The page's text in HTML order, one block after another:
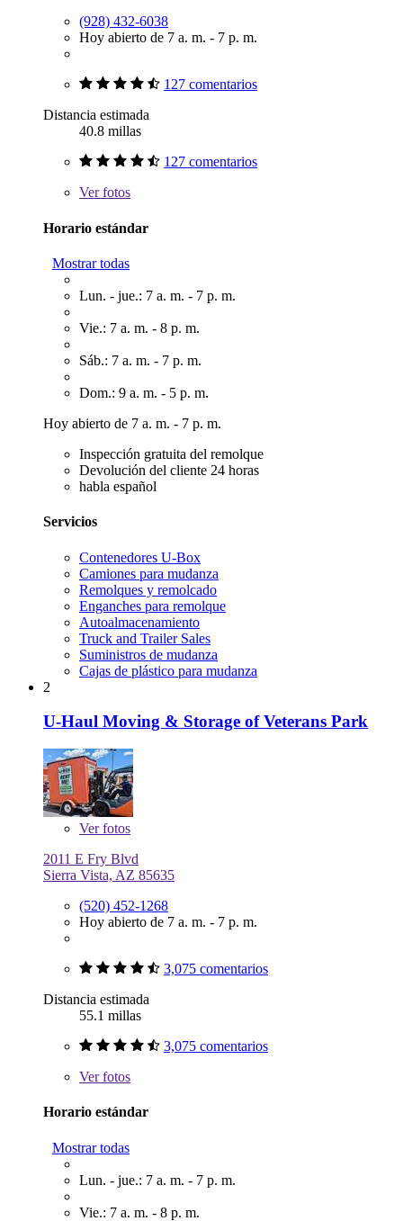
(928) 432-6038
Hoy abierto de 7 a. m. - 7 p. m.
127 comentarios
Distancia estimada
40.8 millas
127 comentarios
Verfotos
Horario estándar
Mostrar todas
Lun. - jue.: 7 a. m. - 7 p. m.
Vie.: 7 a. m. - 8 p. m.
Sáb.: 7 a. m. - 7 p. m.
Dom.: 9 a. m. - 5 p. m.
Hoy abierto de 7 a. m. - 7 p. m.
Inspección gratuita del remolque
Devolución del cliente 24 horas
habla español
Servicios
Contenedores U-Box
Camiones para mudanza
Remolques y remolcado
Enganches para remolque
Autoalmacenamiento
Truck and Trailer Sales
Suministros de mudanza
Cajas de plástico para mudanza
2
U-Haul Moving & Storage of Veterans Park
Verfotos
2011 E Fry Blvd
Sierra Vista, AZ 85635
(520) 452-1268
Hoy abierto de 7 a. m. - 7 p. m.
3,075 comentarios
Distancia estimada
55.1 millas
3,075 comentarios
Verfotos
Horario estándar
Mostrar todas
Lun. - jue.: 7 a. m. - 7 p. m.
Vie.: 7 a. m. - 8 p. m.